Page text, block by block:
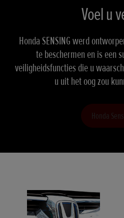
Voel u
Honda SENSING werd
te beschermen en is een
veiligheidsfuncties die u
u uit het oog zou
Honda